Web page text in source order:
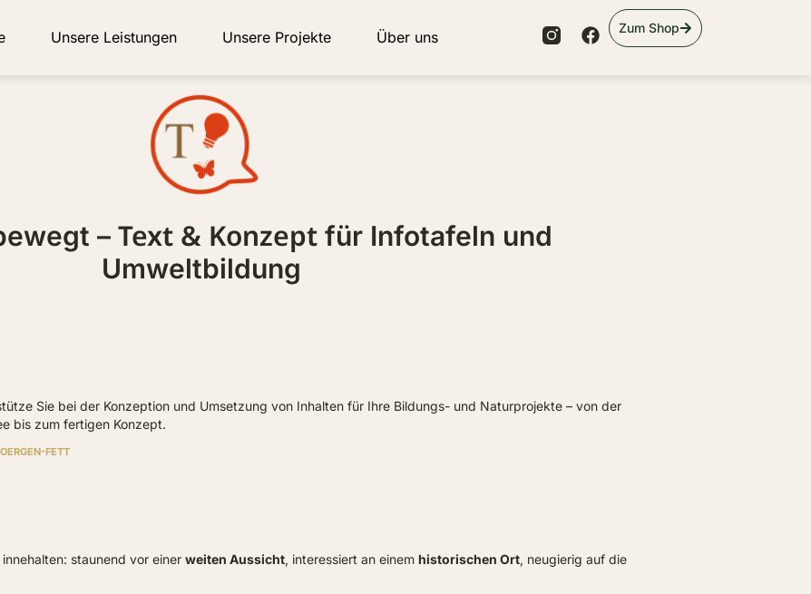
Unsere Leistungen Unsere Projekte Über uns
Zum Shop
– Text & Konzept für Infotafeln und
Umweltbildung
Sie bei der Konzeption und Umsetzung von Inhalten für Ihre Bildungs- und Naturprojekte – von der
bis zum fertigen Konzept.
FETT
staunend vor einer weiten Aussicht, interessiert an einem historischen Ort, neugierig auf die